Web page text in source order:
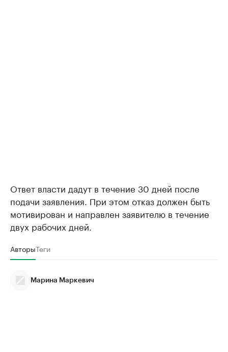
Ответ власти дадут в течение 30 дней после
подачи заявления. При этом отказ должен быть
мотивирован и направлен заявителю в течение
двух рабочих дней.
АвторыТеги
Марина Маркевич